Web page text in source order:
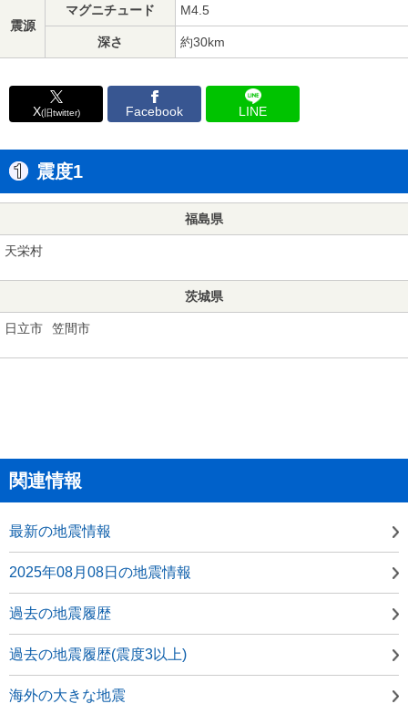
震源
マグニチュード M4.5
深さ 約30km
X(旧twitter) Facebook LINE
震度1
福島県
天栄村
茨城県
日立市 笠間市
関連情報
最新の地震情報
2025年08月08日の地震情報
過去の地震履歴
過去の地震履歴(震度3以上)
海外の大きな地震